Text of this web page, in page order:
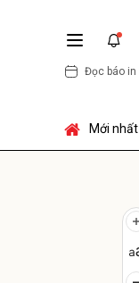
Đọc báo in
Mới nhất